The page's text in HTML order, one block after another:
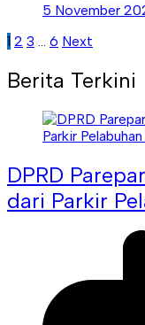
5 November
Paginasi
pos
1 2 3 … 6 Next
Berita Terkini
DPRD
dari Parkir